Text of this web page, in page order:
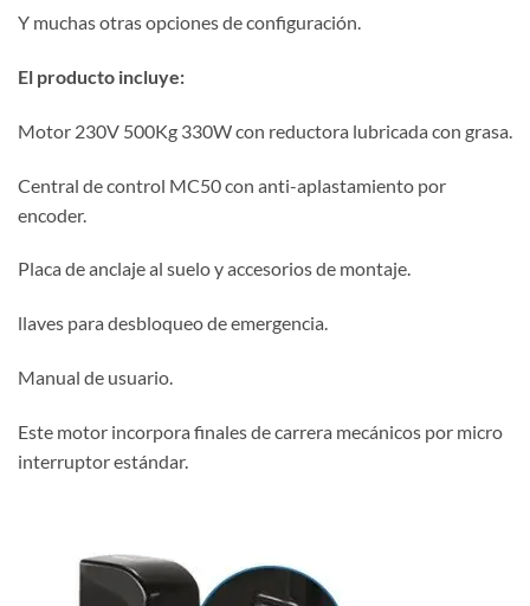
Y muchas otras opciones de configuración.
El producto incluye:
Motor 230V 500Kg 330W con reductora lubricada con grasa.
Central de control MC50 con anti-aplastamiento por
encoder.
Placa de anclaje al suelo y accesorios de montaje.
llaves para desbloqueo de emergencia.
Manual de usuario.
Este motor incorpora finales de carrera mecánicos por micro
interruptor estándar.